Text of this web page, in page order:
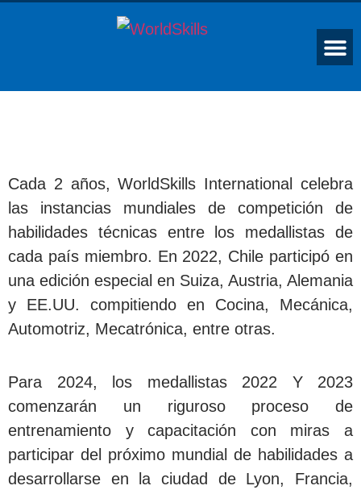
Cada 2 años, WorldSkills International celebra
las instancias mundiales de competición de
habilidades técnicas entre los medallistas de
cada país miembro. En 2022, Chile participó en
una edición especial en Suiza, Austria, Alemania
y EE.UU. compitiendo en Cocina, Mecánica,
Automotriz, Mecatrónica, entre otras.
Para 2024, los medallistas 2022 Y 2023
comenzarán un riguroso proceso de
entrenamiento y capacitación con miras a
participar del próximo mundial de habilidades a
desarrollarse en la ciudad de Lyon, Francia,